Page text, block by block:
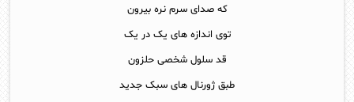
که صدای سرم نره بیرون
توی اندازه های یک در یک
قد سلول شخصی حلزون
طبق ژورنال های سبک جدید